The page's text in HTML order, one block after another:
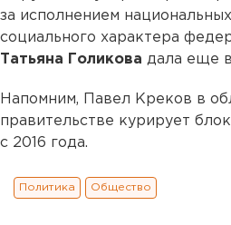
за исполнением
социального характера
Татьяна Голикова дала еще
Напомним, Павел Креков в
правительстве курирует
с 2016 года.
Политика Общество